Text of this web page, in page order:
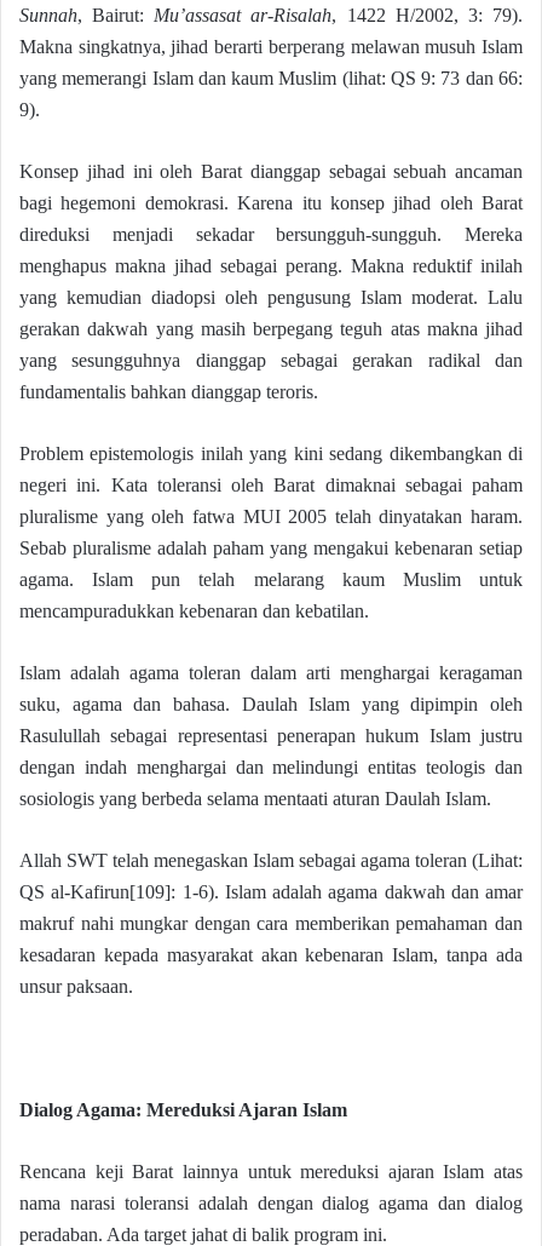
Sunnah, Bairut: Mu’assasat ar-Risalah, 1422 H/2002, 3: 79).
Makna singkatnya, jihad berarti berperang melawan musuh Islam
yang memerangi Islam dan kaum Muslim (lihat: QS 9: 73 dan 66:
9).
Konsep jihad ini oleh Barat dianggap sebagai sebuah ancaman
bagi hegemoni demokrasi. Karena itu konsep jihad oleh Barat
direduksi menjadi sekadar bersungguh-sungguh. Mereka
menghapus makna jihad sebagai perang. Makna reduktif inilah
yang kemudian diadopsi oleh pengusung Islam moderat. Lalu
gerakan dakwah yang masih berpegang teguh atas makna jihad
yang sesungguhnya dianggap sebagai gerakan radikal dan
fundamentalis bahkan dianggap teroris.
Problem epistemologis inilah yang kini sedang dikembangkan di
negeri ini. Kata toleransi oleh Barat dimaknai sebagai paham
pluralisme yang oleh fatwa MUI 2005 telah dinyatakan haram.
Sebab pluralisme adalah paham yang mengakui kebenaran setiap
agama. Islam pun telah melarang kaum Muslim untuk
mencampuradukkan kebenaran dan kebatilan.
Islam adalah agama toleran dalam arti menghargai keragaman
suku, agama dan bahasa. Daulah Islam yang dipimpin oleh
Rasulullah sebagai representasi penerapan hukum Islam justru
dengan indah menghargai dan melindungi entitas teologis dan
sosiologis yang berbeda selama mentaati aturan Daulah Islam.
Allah SWT telah menegaskan Islam sebagai agama toleran (Lihat:
QS al-Kafirun[109]: 1-6). Islam adalah agama dakwah dan amar
makruf nahi mungkar dengan cara memberikan pemahaman dan
kesadaran kepada masyarakat akan kebenaran Islam, tanpa ada
unsur paksaan.
Dialog Agama: Mereduksi Ajaran Islam
Rencana keji Barat lainnya untuk mereduksi ajaran Islam atas
nama narasi toleransi adalah dengan dialog agama dan dialog
peradaban. Ada target jahat di balik program ini.